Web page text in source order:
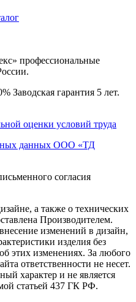
профессиональные
Заводская гарантия 5 лет.
оценки условий труда
данных ООО «ТД
согласия
а также о технических
Производителем.
изменений в дизайн,
изделия без
этих изменениях. За любого
ответственности не несет.
характер и не является
статьей 437 ГК РФ.